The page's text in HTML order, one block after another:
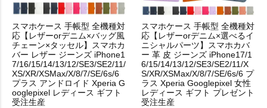
スマホケース 手帳型 全機種対
応【レザーorデニム×バッグ風
チェーン×タッセル】スマホカ
バー レザー ジーンズ iPhone1
7/16/15/14/13/12/SE3/SE2/11/
XS/XR/XSMax/X/8/7/SE/6s/6
プラス アンドロイド Xperia G
ooglepixel レディース ギフト
受注生産
スマホケース 手帳型 全機種対
応【レザーorデニム×選べるイ
ニシャルパーツ】スマホカバ
ー 革 皮 ジーンズ iPhone17/1
6/15/14/13/12/SE3/SE2/11/X
S/XR/XSMax/X/8/7/SE/6s/6 プ
ラス Xperia Googlepixel 女性
レディース ギフト プレゼント
受注生産